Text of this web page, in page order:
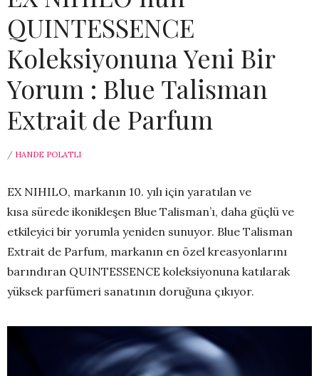
QUINTESSENCE
Koleksiyonuna Yeni Bir
Yorum : Blue Talisman
Extrait de Parfum
/ HANDE POLATLI
EX NIHILO, markanın 10. yılı için yaratılan ve
kısa sürede ikonikleşen Blue Talisman’ı, daha güçlü ve
etkileyici bir yorumla yeniden sunuyor. Blue Talisman
Extrait de Parfum, markanın en özel kreasyonlarını
barındıran QUINTESSENCE koleksiyonuna katılarak
yüksek parfümeri sanatının doruğuna çıkıyor.